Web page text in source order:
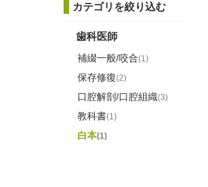
カテゴリを絞り込む
歯科医師
補綴一般/咬合(1)
保存修復(2)
口腔解剖/口腔組織(3)
教科書(1)
白本(1)